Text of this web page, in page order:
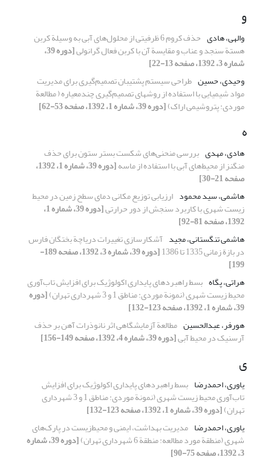
و
والهی، هادی حذف کروم 6 ظرفیتی از محلول‌های آبی به وسیلة کربن
هستة سنجد و عناب و مقایسة آن با کربن فعال گرانولی [دوره 39،
شماره 3، 1392، صفحه 13-22]
وحیدی، حسین طراحی سیستم پشتیبان تصمیم‌گیری برای مدیریت
مواد شیمیایی با استفاده از روشهای تصمیم‌گیری چندمعیاره ( مطالعة
موردی: پتروشیمی اراک)[دوره 39، شماره 1، 1392، صفحه 53-62]
ه
هادی، مهدی بررسی منحنی‌های شکست بستر ستون برای حذف
منگنز از محیط‌های آبی با استفاده از ماسه [دوره 39، شماره 1، 1392،
صفحه 21-30]
هاشمی، سید محمود ارزیابی توزیع مکانی دمای سطح زمین در محیط
زیست شهری با کاربرد سنجش از دور حرارتی [دوره 39، شماره 1،
1392، صفحه 81-92]
هاشمی تنگستانی، مجید آشکارسازی تغییرات دریاچة بختگان فارس
در بازة زمانی 1335 تا 1386 [دوره 39، شماره 3، 1392، صفحه 189-
199]
هراتی، پگاه بسط راهبردهای پایداری اکولوژیک برای افزایش تاب‌آوری
محیط زیست شهری (نمونة موردی: مناطق 1 و 3 شهرداری تهران) [دوره
39، شماره 1، 1392، صفحه 123-132]
هورفر، عبدالحسین مطالعة آزمایشگاهی اثر نانوذرات آهن بر حذف
آرسنیک در محیط آبی[دوره 39، شماره 4، 1392، صفحه 149-156]
ی
یاوری، احمدرضا بسط راهبردهای پایداری اکولوژیک برای افزایش
تاب‌آوری محیط زیست شهری (نمونة موردی: مناطق 1 و 3 شهرداری
تهران)[دوره 39، شماره 1، 1392، صفحه 123-132]
یاوری، احمدرضا مدیریت بهداشت، ایمنی و محیط‌زیست در پارک‌های
شهری (منطقة مورد مطالعه: منطقة 6 شهرداری تهران) [دوره 39، شماره
3، 1392، صفحه 75-90]